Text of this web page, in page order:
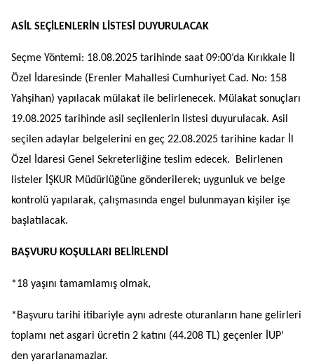
ASİL SEÇİLENLERİN LİSTESİ DUYURULACAK
Seçme Yöntemi: 18.08.2025 tarihinde saat 09:00‘da Kırıkkale İl
Özel İdaresinde (Erenler Mahallesi Cumhuriyet Cad. No: 158
Yahşihan) yapılacak mülakat ile belirlenecek. Mülakat sonuçları
19.08.2025 tarihinde asil seçilenlerin listesi duyurulacak. Asil
seçilen adaylar belgelerini en geç 22.08.2025 tarihine kadar İl
Özel İdaresi Genel Sekreterliğine teslim edecek. Belirlenen
listeler İŞKUR Müdürlüğüne gönderilerek; uygunluk ve belge
kontrolü yapılarak, çalışmasında engel bulunmayan kişiler işe
başlatılacak.
BAŞVURU KOŞULLARI BELİRLENDİ
*18 yaşını tamamlamış olmak,
*Başvuru tarihi itibariyle aynı adreste oturanların hane gelirleri
toplamı net asgari ücretin 2 katını (44.208 TL) geçenler İUP’
den yararlanamazlar.